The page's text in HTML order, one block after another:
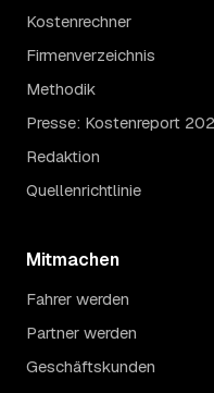
Kostenrechner
Firmenverzeichnis
Methodik
Presse: Kostenreport
Redaktion
Quellenrichtlinie
Mitmachen
Fahrer werden
Partner werden
Geschäftskunden